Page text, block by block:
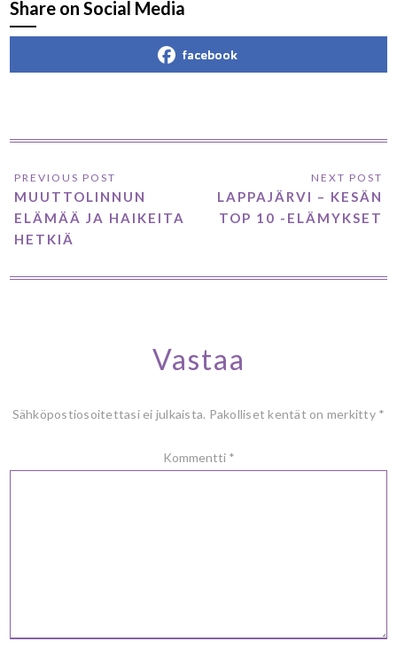
Share on Social Media
facebook
MUUTTOLINNUN
ELÄMÄÄ JA HAIKEITA
HETKIÄ
LAPPAJÄRVI – KESÄN
TOP 10 -ELÄMYKSET
Vastaa
Sähköpostiosoitettasi ei julkaista. Pakolliset kentät on merkitty *
Kommentti *